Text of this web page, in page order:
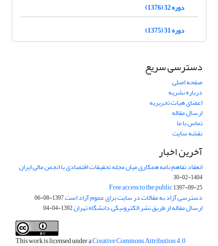
دوره 32 (1376)
دوره 31 (1375)
دسترسی سریع
صفحه اصلی
درباره نشریه
اعضای هیات تحریریه
ارسال مقاله
تماس با ما
نقشه سایت
آخرین اخبار
انعقاد تفاهم نامه همکاری میان مجله تحقیقات اقتصادی با انجمن مالی ایران
1404-02-30
Free access to the public1397-09-25
دسترسی آزاد به مقالات در سایت برای عموم آزاد است1397-08-06
ارسال مقاله از طریق نشر الکترونیکی دانشگاه تهران1392-04-04
This work is licensed under aCreative Commons Attribution 4.0